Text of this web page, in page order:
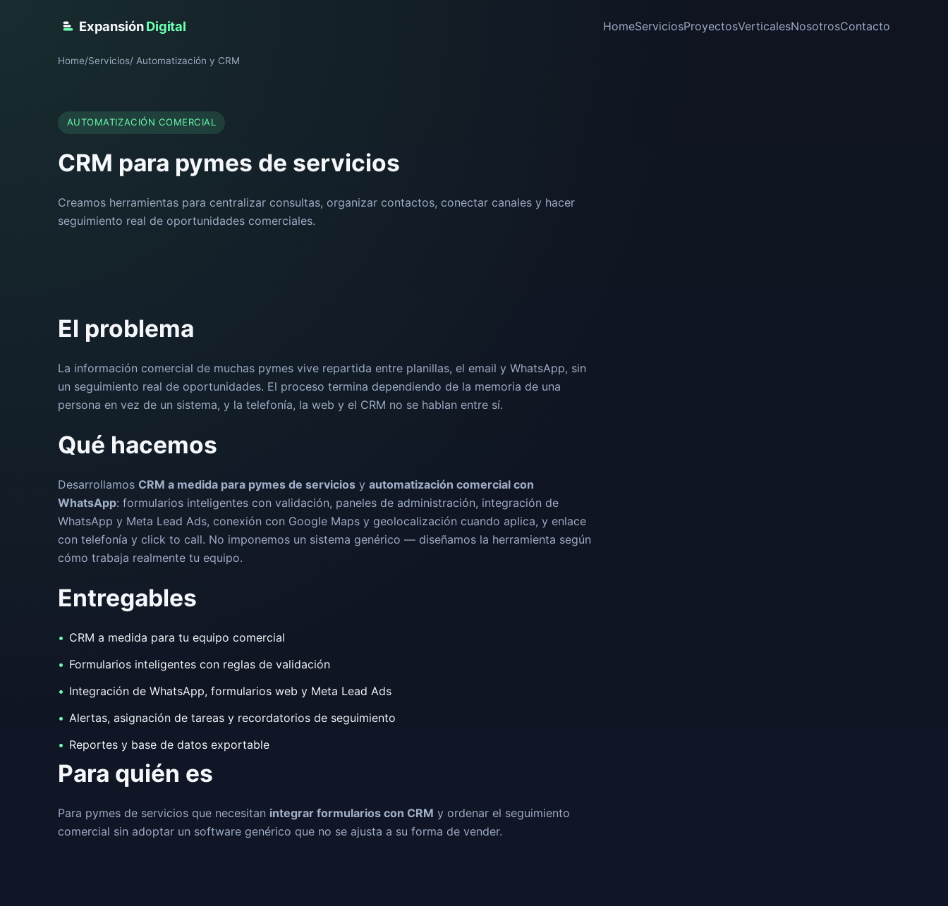
ExpansiónDigital HomeServiciosProyectosVerticalesNosotrosContacto
Home/Servicios/ Automatización y CRM
AUTOMATIZACIÓN COMERCIAL
CRM para pymes de servicios
Creamos herramientas para centralizar consultas, organizar contactos, conectar canales y hacer
seguimiento real de oportunidades comerciales.
El problema
La información comercial de muchas pymes vive repartida entre planillas, el email y WhatsApp, sin
un seguimiento real de oportunidades. El proceso termina dependiendo de la memoria de una
persona en vez de un sistema, y la telefonía, la web y el CRM no se hablan entre sí.
Qué hacemos
Desarrollamos CRM a medida para pymes de servicios y automatización comercial con
WhatsApp: formularios inteligentes con validación, paneles de administración, integración de
WhatsApp y Meta Lead Ads, conexión con Google Maps y geolocalización cuando aplica, y enlace
con telefonía y click to call. No imponemos un sistema genérico — diseñamos la herramienta según
cómo trabaja realmente tu equipo.
Entregables
CRM a medida para tu equipo comercial
Formularios inteligentes con reglas de validación
Integración de WhatsApp, formularios web y Meta Lead Ads
Alertas, asignación de tareas y recordatorios de seguimiento
Reportes y base de datos exportable
Para quién es
Para pymes de servicios que necesitan integrar formularios con CRM y ordenar el seguimiento
comercial sin adoptar un software genérico que no se ajusta a su forma de vender.